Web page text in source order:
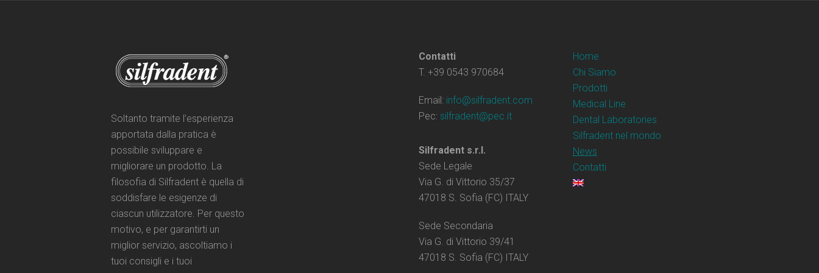
Soltanto tramite l’esperienza
apportata dalla pratica è
possibile sviluppare e
migliorare un prodotto. La
filosofia di Silfradent è quella di
soddisfare le esigenze di
ciascun utilizzatore. Per questo
motivo, e per garantirti un
miglior servizio, ascoltiamo i
tuoi consigli e i tuoi
Contatti
T. +39 0543 970684
Email: info@silfradent.com
Pec: silfradent@pec.it
Silfradent s.r.l.
Sede Legale
Via G. di Vittorio 35/37
47018 S. Sofia (FC) ITALY
Sede Secondaria
Via G. di Vittorio 39/41
47018 S. Sofia (FC) ITALY
Home
Chi Siamo
Prodotti
Medical Line
Dental Laboratories
Silfradent nel mondo
News
Contatti